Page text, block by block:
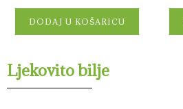
DODAJ U KOŠARICU
Ljekovito bilje